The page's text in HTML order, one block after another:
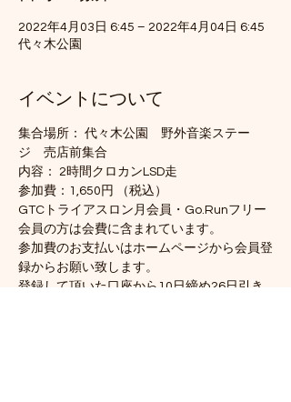
2022年4月03日 6:45 – 2022年4月04日 6:45
代々木公園
イベントについて
集合場所： 代々木公園　野外音楽ステー
ジ　売店前集合
内容： 2時間クロカンLSD走
参加費：1,650円 （税込）
GTCトライアスロン月会員・Go.Runフリー
会員の方は会費に含まれています。
参加費のお支払いはホームページから会員登
録からお願い致します。
登録して頂いた口座から10日締め26日引き